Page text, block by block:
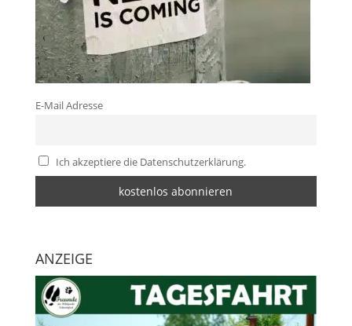
E-Mail Adresse
Ich akzeptiere die Datenschutzerklärung.
ANZEIGE